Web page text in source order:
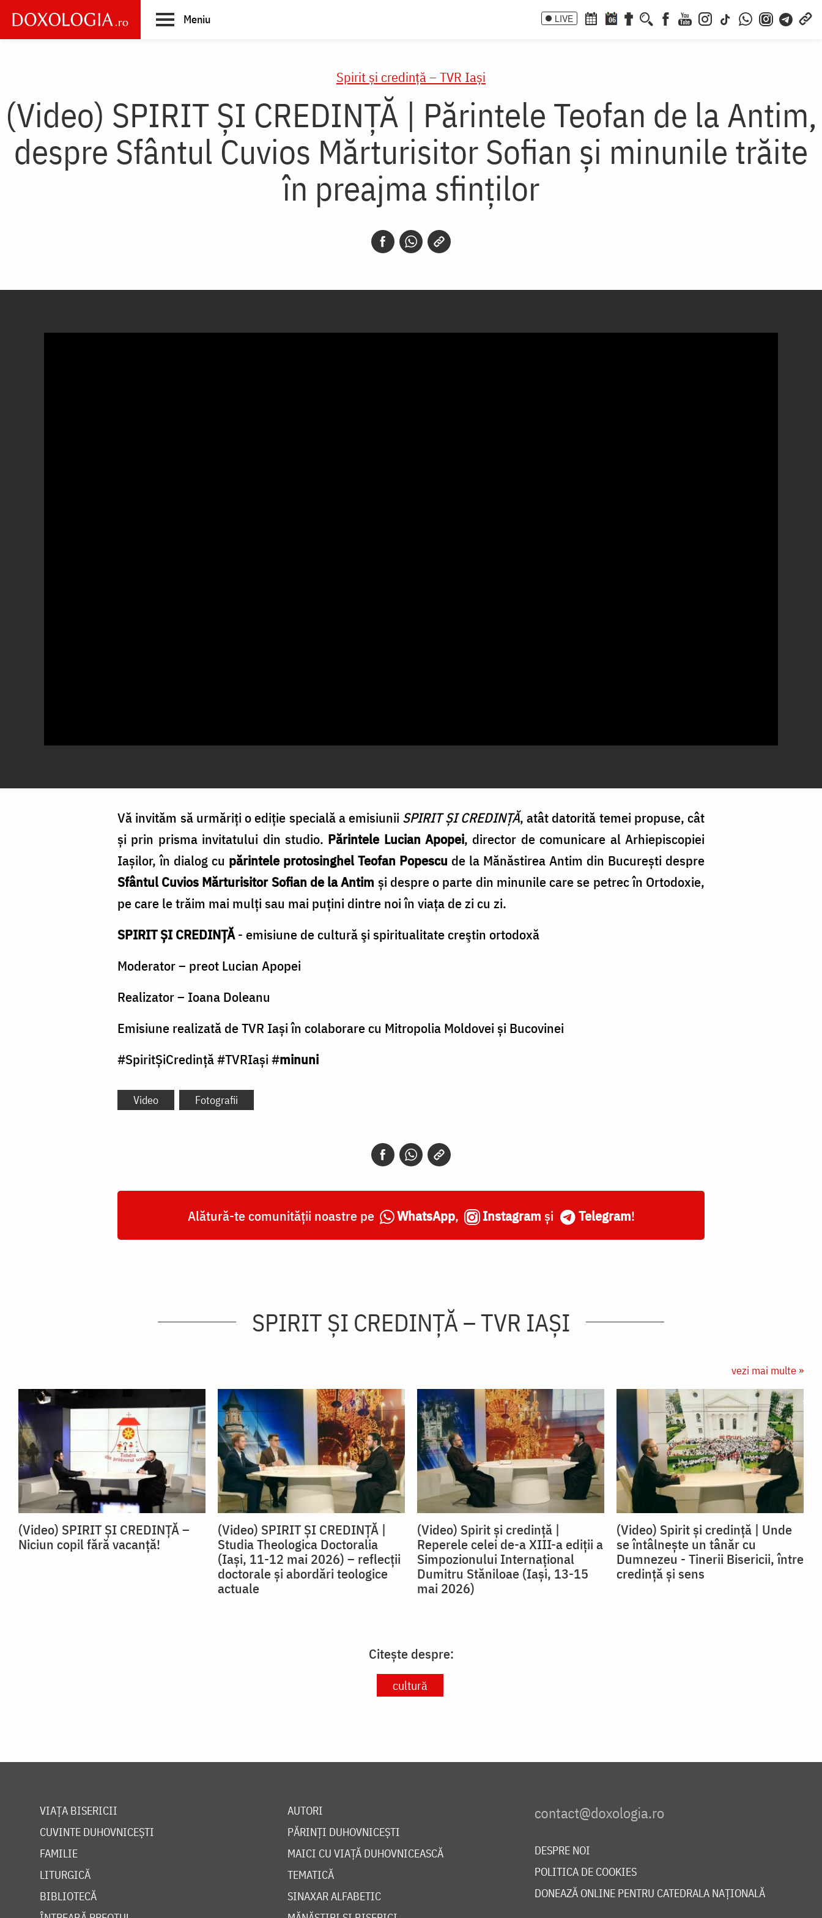
main
Meniu LIVE 06
Spirit și credință – TVR Iași
(Video) SPIRIT ȘI CREDINȚĂ | Părintele Teofan de la Antim,
despre Sfântul Cuvios Mărturisitor Sofian şi minunile trăite
în preajma sfinţilor
Vă invităm să urmăriți o ediție specială a emisiunii SPIRIT ȘI CREDINȚĂ, atât datorită temei propuse, cât
şi prin prisma invitatului din studio. Părintele Lucian Apopei, director de comunicare al Arhiepiscopiei
Iaşilor, în dialog cu părintele protosinghel Teofan Popescu de la Mănăstirea Antim din Bucureşti despre
Sfântul Cuvios Mărturisitor Sofian de la Antim şi despre o parte din minunile care se petrec în Ortodoxie,
pe care le trăim mai mulţi sau mai puţini dintre noi în viaţa de zi cu zi.
SPIRIT ȘI CREDINȚĂ- emisiune de cultură şi spiritualitate creştin ortodoxă
Moderator – preot Lucian Apopei
Realizator – Ioana Doleanu
Emisiune realizată de TVR Iaşi în colaborare cu Mitropolia Moldovei şi Bucovinei
#SpiritȘiCredință #TVRIași #minuni
Video Fotografii
Alătură-te comunității noastre pe WhatsApp, Instagram și Telegram!
SPIRIT ȘI CREDINȚĂ – TVR IAȘI
vezi mai multe »
(Video) SPIRIT ŞI CREDINŢĂ –
Niciun copil fără vacanţă!
(Video) SPIRIT ȘI CREDINȚĂ |
Studia Theologica Doctoralia
(Iaşi, 11-12 mai 2026) – reflecţii
doctorale şi abordări teologice
actuale
(Video) Spirit și credință |
Reperele celei de-a XIII-a ediții a
Simpozionului Internațional
Dumitru Stăniloae (Iaşi, 13-15
mai 2026)
(Video) Spirit și credință | Unde
se întâlnește un tânăr cu
Dumnezeu - Tinerii Bisericii, între
credinţă şi sens
Citește despre:
cultură
VIAȚA BISERICII
CUVINTE DUHOVNICEȘTI
FAMILIE
LITURGICĂ
BIBLIOTECĂ
AUTORI
PĂRINȚI DUHOVNICEȘTI
MAICI CU VIAȚĂ DUHOVNICEASCĂ
TEMATICĂ
SINAXAR ALFABETIC
DESPRE NOI
POLITICA DE COOKIES
DONEAZĂ ONLINE PENTRU CATEDRALA NAȚIONALĂ